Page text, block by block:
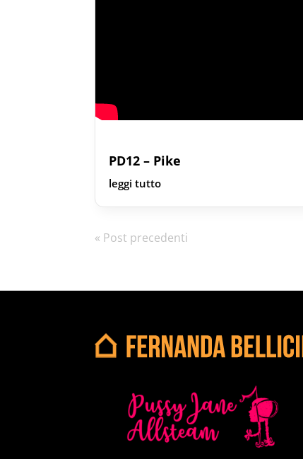
PD12 – Pike
leggi tutto
« Post precedenti